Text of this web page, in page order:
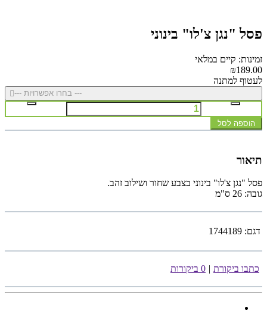
פסל "נגן צ'לו" בינוני
זמינות: קיים במלאי
₪189.00
לעטוף למתנה
--- בחרו אפשרויות ---
הוספה לסל
תיאור
פסל "נגן צ'לו" בינוני בצבע שחור ושילוב זהב.
גובה: 26 ס"מ
דגם: 1744189
כתבו ביקורת | 0 ביקורות